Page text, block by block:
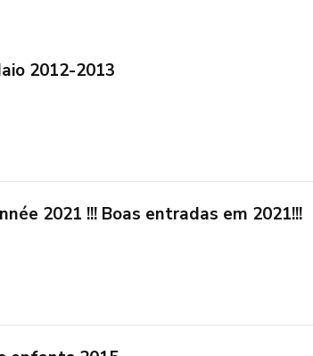
2012-2013
2021 !!! Boas entradas em 2021!!!